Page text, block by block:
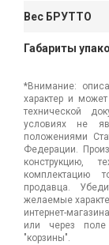
Вес БРУТТО
Габариты
*Внимание:
характер и
технической
условиях не
положениями
Федерации.
конструкцию,
комплектацию
продавца.
желаемые
интернет-
или через
"корзины".